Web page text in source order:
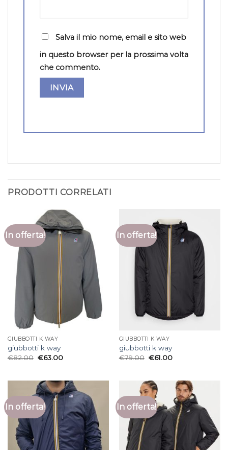
Salva il mio nome, email e sito web
in questo browser per la prossima volta
che commento.
PRODOTTI CORRELATI
In offerta!
GIUBBOTTI K WAY
giubbotti k way
€82.00 €63.00
In offerta!
GIUBBOTTI K WAY
giubbotti k way
€79.00 €61.00
In offerta! In offerta!